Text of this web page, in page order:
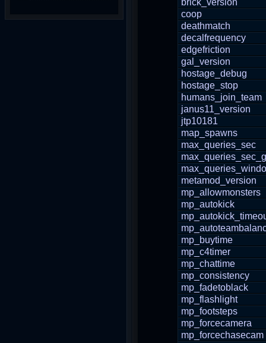
brick_version
coop
deathmatch
decalfrequency
edgefriction
gal_version
hostage_debug
hostage_stop
humans_join_team
janus11_version
jtp10181
map_spawns
max_queries_sec
metamod_version
mp_allowmonsters
mp_autokick
mp_buytime
mp_c4timer
mp_chattime
mp_consistency
mp_fadetoblack
mp_flashlight
mp_footsteps
mp_forcecamera
mp_forcechasecam